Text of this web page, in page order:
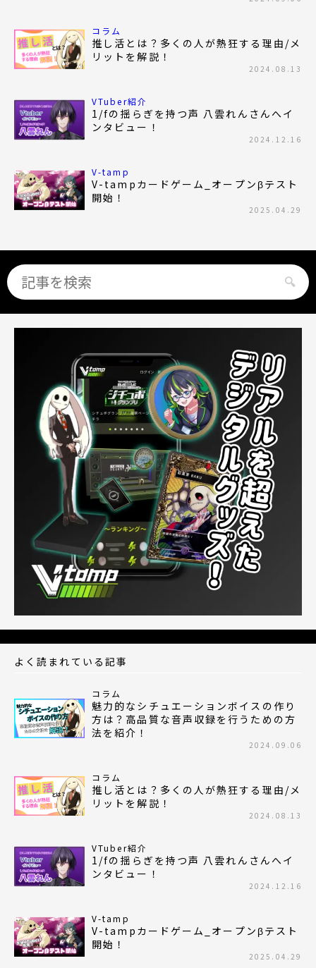
コラム
推し活とは？多くの人が熱狂する理由/メ
リットを解説！
2024.08.13
VTuber紹介
1/fの揺らぎを持つ声 八雲れんさんへイ
ンタビュー！
2024.12.16
V-tamp
V-tampカードゲーム_オープンβテスト
開始！
2025.04.29
よく読まれている記事
コラム
魅力的なシチュエーションボイスの作り
方は？高品質な音声収録を行うための方
法を紹介！
2024.09.06
コラム
推し活とは？多くの人が熱狂する理由/メ
リットを解説！
2024.08.13
VTuber紹介
1/fの揺らぎを持つ声 八雲れんさんへイ
ンタビュー！
2024.12.16
V-tamp
V-tampカードゲーム_オープンβテスト
開始！
2025.04.29